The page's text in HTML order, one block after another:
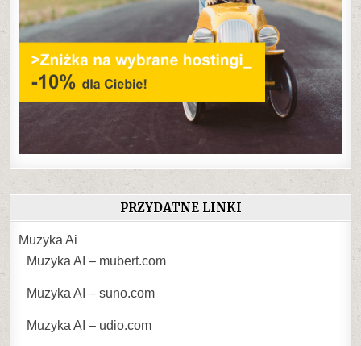
PRZYDATNE LINKI
Muzyka Ai
Muzyka AI – mubert.com
Muzyka AI – suno.com
Muzyka AI – udio.com